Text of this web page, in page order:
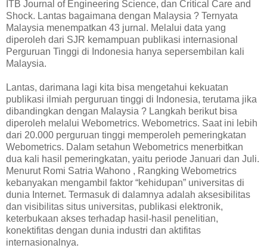
ITB Journal of Engineering Science, dan Critical Care and
Shock. Lantas bagaimana dengan Malaysia ? Ternyata
Malaysia menempatkan 43 jurnal. Melalui data yang
diperoleh dari SJR kemampuan publikasi internasional
Perguruan Tinggi di Indonesia hanya sepersembilan kali
Malaysia.
Lantas, darimana lagi kita bisa mengetahui kekuatan
publikasi ilmiah perguruan tinggi di Indonesia, terutama jika
dibandingkan dengan Malaysia ? Langkah berikut bisa
diperoleh melalui Webometrics. Webometrics. Saat ini lebih
dari 20.000 perguruan tinggi memperoleh pemeringkatan
Webometrics. Dalam setahun Webometrics menerbitkan
dua kali hasil pemeringkatan, yaitu periode Januari dan Juli.
Menurut Romi Satria Wahono , Rangking Webometrics
kebanyakan mengambil faktor “kehidupan” universitas di
dunia Internet. Termasuk di dalamnya adalah aksesibilitas
dan visibilitas situs universitas, publikasi elektronik,
keterbukaan akses terhadap hasil-hasil penelitian,
konektifitas dengan dunia industri dan aktifitas
internasionalnya.